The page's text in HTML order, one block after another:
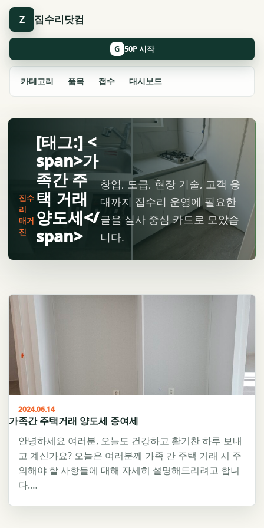
Z 집수리닷컴
카테고리 품목 접수 대시보드
G
집수
리
매거
진
[태그:] <
span>가
족간 주
택 거래
양도세</
span>
창업, 도급, 현장 기술, 고객 응
대까지 집수리 운영에 필요한
글을 실사 중심 카드로 모았습
니다.
2024.06.14
가족간 주택거래 양도세 증여세
안녕하세요 여러분, 오늘도 건강하고 활기찬 하루 보내
고 계신가요? 오늘은 여러분께 가족 간 주택 거래 시 주
의해야 할 사항들에 대해 자세히 설명해드리려고 합니
다.…